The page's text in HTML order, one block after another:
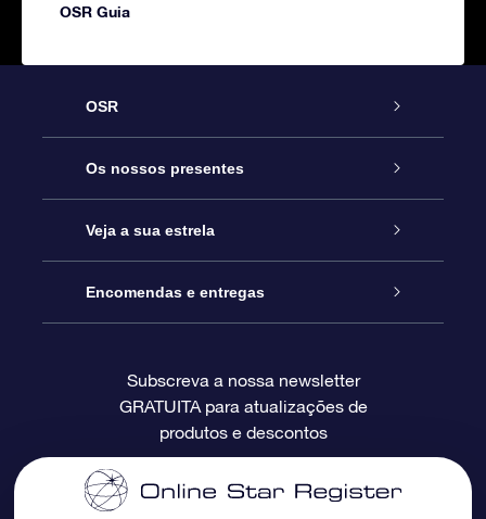
OSR Guia
OSR
Serviço
Contactos
O Blog
Avaliações
Os nossos presentes
Prenda Star Online
Pacote Prenda OSR
O Cartão Presente OSR
Presentes corporativos
Veja a sua estrela
Registo de Estrela
Página de Estrela personalizada
Um Milhão de Estrelas
Encomendas e entregas
Informação de pagamento
Informação de envio
Subscreva a nossa newsletter
GRATUITA para atualizações de
produtos e descontos